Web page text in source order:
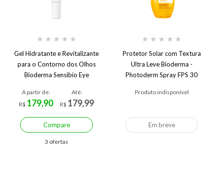
★ ★ ★ ★ ★
Gel Hidratante e Revitalizante
para o Contorno dos Olhos
Bioderma Sensibio Eye
A partir de:
R$ 179,90
Até:
R$ 179,99
Compare
3 ofertas
★ ★ ★ ★ ★
Protetor Solar com Textura
Ultra Leve Bioderma -
Photoderm Spray FPS 30
Produto indisponível
Em breve